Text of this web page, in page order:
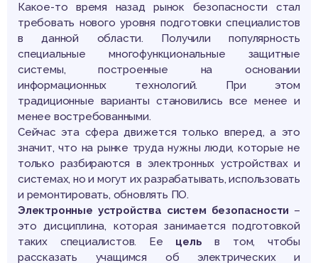
Какое-то время назад рынок безопасности стал
требовать нового уровня подготовки специалистов
в данной области. Получили популярность
специальные многофункциональные защитные
системы, построенные на основании
информационных технологий. При этом
традиционные варианты становились все менее и
менее востребованными.
Сейчас эта сфера движется только вперед, а это
значит, что на рынке труда нужны люди, которые не
только разбираются в электронных устройствах и
системах, но и могут их разрабатывать, использовать
и ремонтировать, обновлять ПО.
Электронные устройства систем безопасности –
это дисциплина, которая занимается подготовкой
таких специалистов. Ее цельв том, чтобы
рассказать учащимся об электрических и